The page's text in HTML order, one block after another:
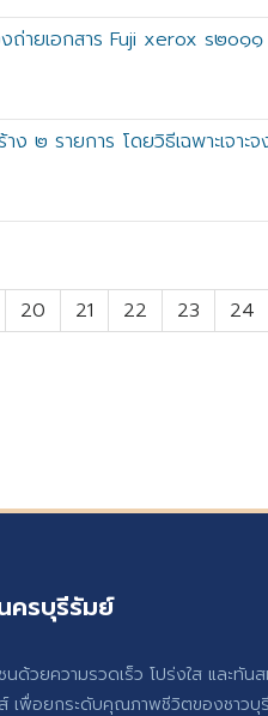
ถ่ายเอกสาร Fuji xerox s๒๐๑๑
ง ๒ รายการ โดยวิธีเฉพาะเจาะจ
20 21 22 23 24
ครบุรีรัมย์
นด้วยความรวดเร็ว โปร่งใส และทัน
เพื่อยกระดับคุณภาพชีวิตของชาวบุ